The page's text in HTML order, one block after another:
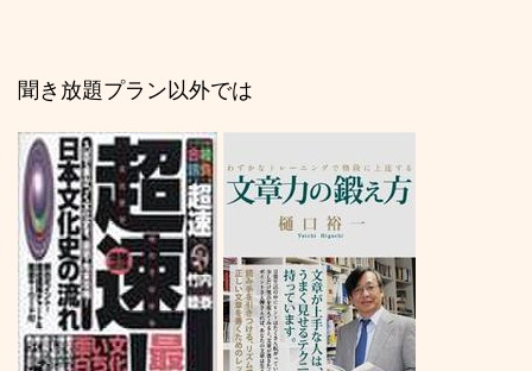
聞き放題プラン以外では